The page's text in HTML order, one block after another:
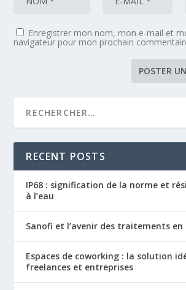
Enregistrer mon nom, mon e-mail et
navigateur pour mon prochain
RECENT POSTS
IP68 : signification de la norme et
à l’eau
Sanofi et l’avenir des traitements
Espaces de coworking : la solution
freelances et entreprises